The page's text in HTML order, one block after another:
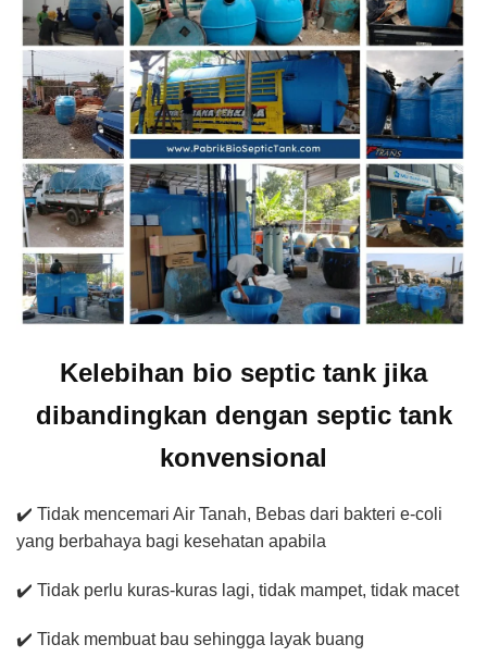
Kelebihan bio septic tank jika
dibandingkan dengan septic tank
konvensional
✔️ Tidak mencemari Air Tanah, Bebas dari bakteri e-coli
yang berbahaya bagi kesehatan apabila
✔️ Tidak perlu kuras-kuras lagi, tidak mampet, tidak macet
✔️ Tidak membuat bau sehingga layak buang